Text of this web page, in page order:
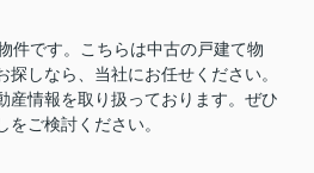
件です。こちらは中古の戸建て物
探しなら、当社にお任せください。
産情報を取り扱っております。ぜひ
をご検討ください。